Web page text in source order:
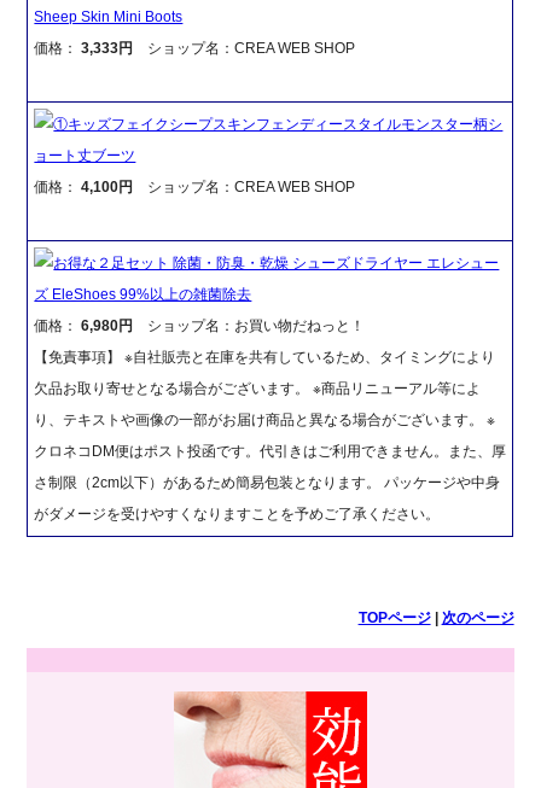
Sheep Skin Mini Boots
価格：3,333円 ショップ名：CREA WEB SHOP
①キッズフェイクシープスキンフェンディースタイルモンスター柄シ
ョート丈ブーツ
価格：4,100円 ショップ名：CREA WEB SHOP
お得な２足セット 除菌・防臭・乾燥 シューズドライヤー エレシュー
ズ EleShoes 99%以上の雑菌除去
価格：6,980円
ショップ名：お買い物だねっと！
【免責事項】 ※自社販売と在庫を共有しているため、タイミングにより
欠品お取り寄せとなる場合がございます。 ※商品リニューアル等によ
り、テキストや画像の一部がお届け商品と異なる場合がございます。 ※
クロネコDM便はポスト投函です。代引きはご利用できません。また、厚
さ制限（2cm以下）があるため簡易包装となります。 パッケージや中身
がダメージを受けやすくなりますことを予めご了承ください。
TOPページ| 次のページ